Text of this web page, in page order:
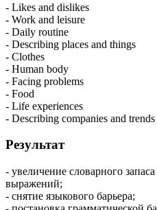
- Likes and dislikes
- Work and leisure
- Daily routine
- Describing places and things
- Clothes
- Human body
- Facing problems
- Food
- Life experiences
- Describing companies and trends
Результат
- увеличение словарного
выражений;
- снятие языкового барьера;